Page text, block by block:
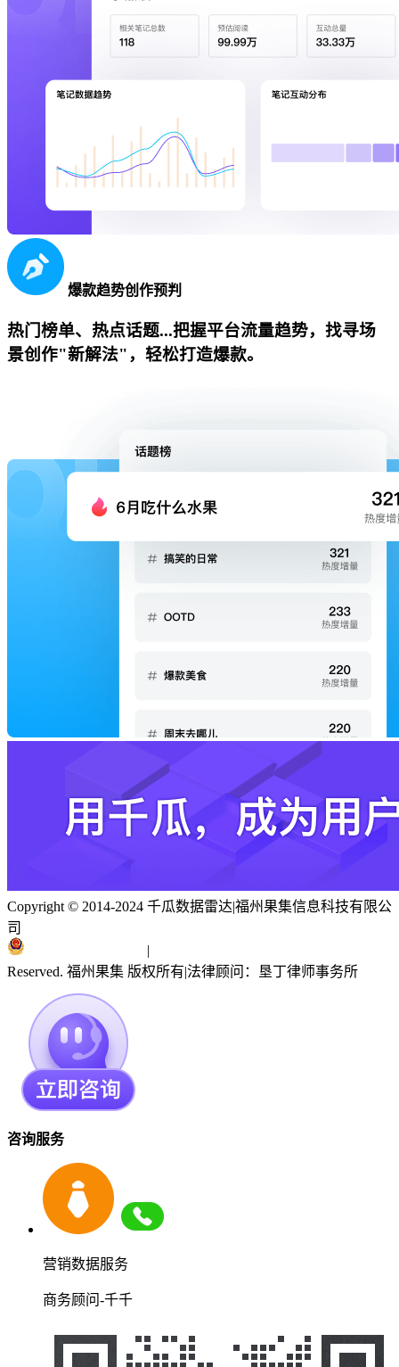
爆款趋势创作预判
热门榜单、热点话题...把握平台流量趋势，找寻场
景创作"新解法"，轻松打造爆款。
Copyright © 2014-2024 千瓜数据雷达|福州果集信息科技有限公
司
|
Reserved. 福州果集 版权所有|法律顾问：垦丁律师事务所
咨询服务
营销数据服务
商务顾问-千千